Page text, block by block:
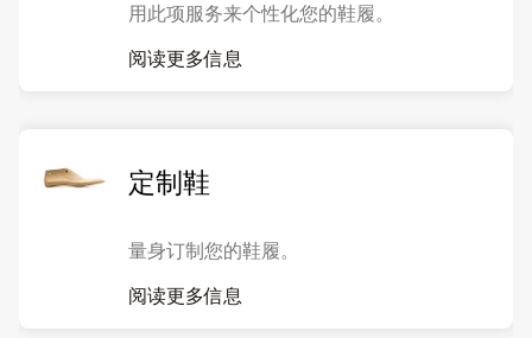
用此项服务来个性化您的鞋履。
阅读更多信息
定制鞋
量身订制您的鞋履。
阅读更多信息